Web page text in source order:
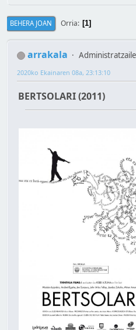
BEHERA JOAN Orria 1
arrakala
2020ko Ekainaren 08a, 23:13:10
BERTSOLARI (2011)